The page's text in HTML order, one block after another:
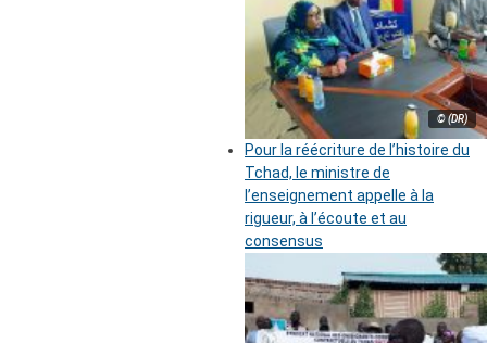
© (DR)
Pour la réécriture de l’histoire du
Tchad, le ministre de
l’enseignement appelle à la
rigueur, à l’écoute et au
consensus